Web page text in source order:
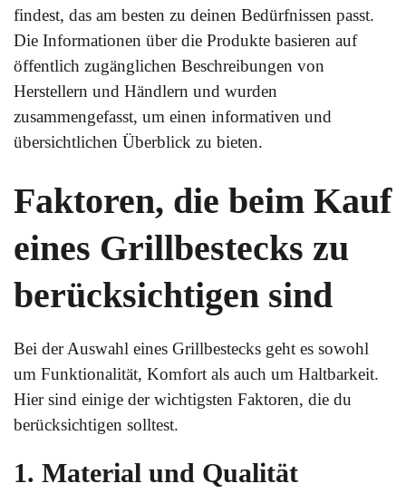
findest, das am besten zu deinen Bedürfnissen passt.
Die Informationen über die Produkte basieren auf
öffentlich zugänglichen Beschreibungen von
Herstellern und Händlern und wurden
zusammengefasst, um einen informativen und
übersichtlichen Überblick zu bieten.
Faktoren, die beim Kauf
eines Grillbestecks zu
berücksichtigen sind
Bei der Auswahl eines Grillbestecks geht es sowohl
um Funktionalität, Komfort als auch um Haltbarkeit.
Hier sind einige der wichtigsten Faktoren, die du
berücksichtigen solltest.
1. Material und Qualität